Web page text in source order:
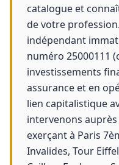
catalogue et
de votre
indépendant
numéro 25000111
investissements
assurance et en
lien capitalistique
intervenons
exerçant à Paris
Invalides, Tour